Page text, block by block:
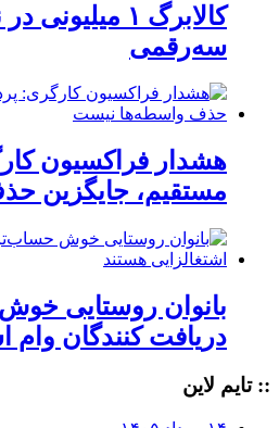
کالابرگ ۱
سه‌رقمی
هشدار فراکسیون
مستقیم، جایگزین
بانوان روستایی
دریافت کنندگان وام‌
:: تایم لاین